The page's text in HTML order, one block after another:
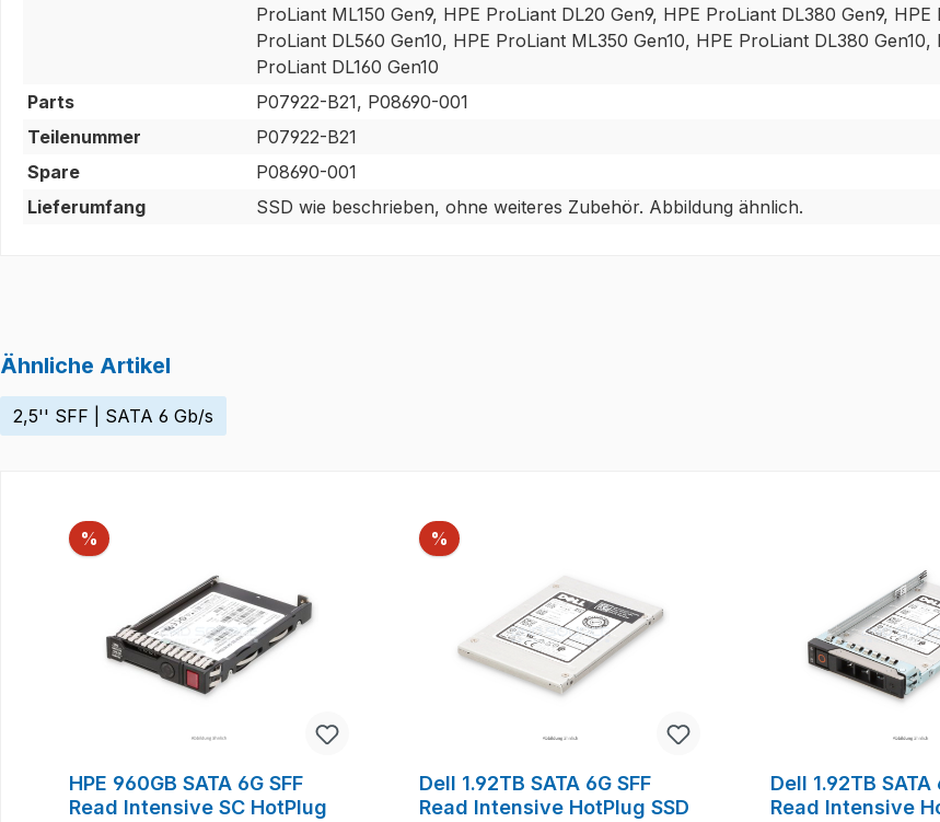
ProLiant ML150 Gen9, HPE ProLiant DL20 Gen9, HPE ProLiant DL380 Gen9,
ProLiant DL560 Gen10, HPE ProLiant ML350 Gen10, HPE ProLiant DL380
ProLiant DL160 Gen10
Parts
P07922-B21, P08690-001
Teilenummer
P07922-B21
Spare
P08690-001
Lieferumfang
SSD wie beschrieben, ohne weiteres Zubehör. Abbildung ähnlich.
Ähnliche Artikel
2,5'' SFF | SATA 6 Gb/s
% Rabatt
HPE 960GB SATA 6G SFF
Read Intensive SC HotPlug
% Rabatt
Dell 1.92TB SATA 6G SFF
Read Intensive HotPlug SSD
Dell 1.92TB SATA
Read Intensive